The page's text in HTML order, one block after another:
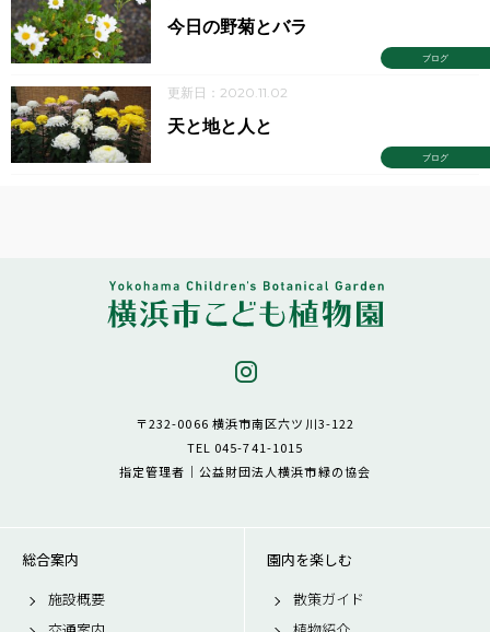
ブログ
今日の野菊とバラ
更新日：2020.11.02
ブログ
天と地と人と
〒232-0066 横浜市南区六ツ川3-122
TEL 045-741-1015
指定管理者｜公益財団法人横浜市緑の協会
総合案内
施設概要
園内を楽しむ
散策ガイド